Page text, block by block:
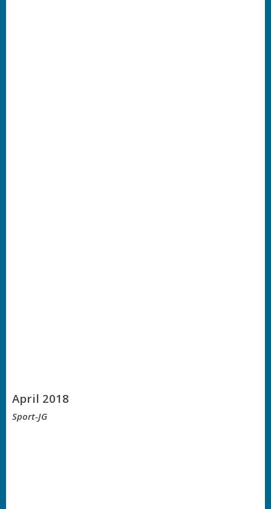
April 2018
Sport-JG